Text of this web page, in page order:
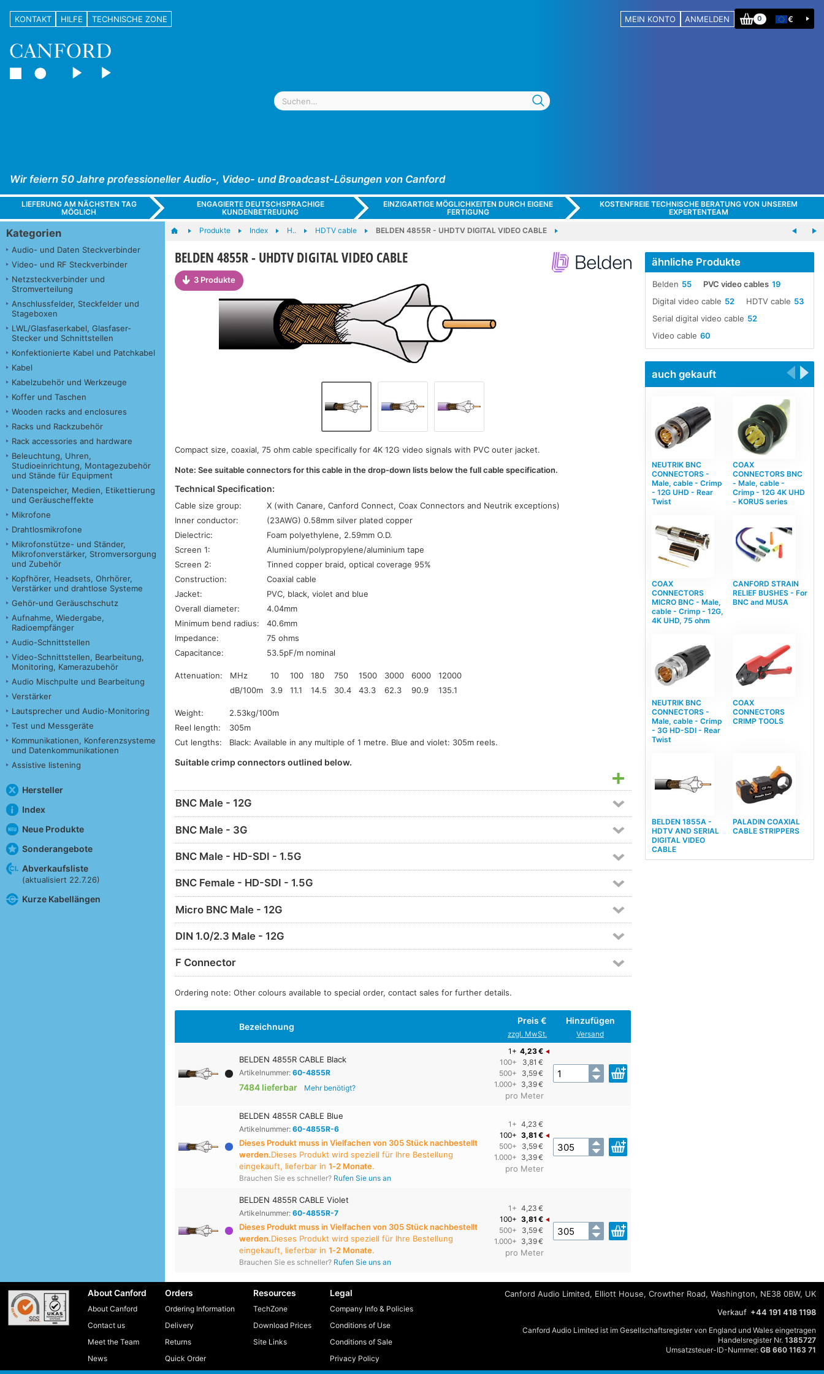
KONTAKT HILFE TECHNISCHE ZONE MEIN KONTO ANMELDEN 0 €
Wir feiern 50 Jahre professioneller Audio-, Video- und Broadcast-Lösungen von Canford
LIEFERUNG AM NÄCHSTEN TAG
MÖGLICH
ENGAGIERTE DEUTSCHSPRACHIGE
KUNDENBETREUUNG
EINZIGARTIGE MÖGLICHKEITEN DURCH EIGENE
FERTIGUNG
KOSTENFREIE TECHNISCHE BERATUNG VON UNSEREM
EXPERTENTEAM
Kategorien
Audio- und Daten Steckverbinder
Video- und RF Steckverbinder
Netzsteckverbinder und
Stromverteilung
Anschlussfelder, Steckfelder und
Stageboxen
LWL/Glasfaserkabel, Glasfaser-
Stecker und Schnittstellen
Konfektionierte Kabel und Patchkabel
Kabel
Kabelzubehör und Werkzeuge
Koffer und Taschen
Wooden racks and enclosures
Racks und Rackzubehör
Rack accessories and hardware
Beleuchtung, Uhren,
Studioeinrichtung, Montagezubehör
und Stände für Equipment
Datenspeicher, Medien, Etikettierung
und Geräuscheffekte
Mikrofone
Drahtlosmikrofone
Mikrofonstütze- und Ständer,
Mikrofonverstärker, Stromversorgung
und Zubehör
Kopfhörer, Headsets, Ohrhörer,
Verstärker und drahtlose Systeme
Gehör-und Geräuschschutz
Aufnahme, Wiedergabe,
Radioempfänger
Audio-Schnittstellen
Video-Schnittstellen, Bearbeitung,
Monitoring, Kamerazubehör
Audio Mischpulte und Bearbeitung
Verstärker
Lautsprecher und Audio-Monitoring
Test und Messgeräte
Kommunikationen, Konferenzsysteme
und Datenkommunikationen
Assistive listening
Hersteller
Index
Neue Produkte
Sonderangebote
Abverkaufsliste
(aktualisiert 22.7.26)
Kurze Kabellängen
Produkte Index H.. HDTV cable BELDEN 4855R - UHDTV DIGITAL VIDEO CABLE
BELDEN 4855R - UHDTV DIGITAL VIDEO CABLE
3 Produkte
Compact size, coaxial, 75 ohm cable specifically for 4K 12G video signals with PVC outer jacket.
Note: See suitable connectors for this cable in the drop-down lists below the full cable specification.
Technical Specification:
Cable size group:
X (with Canare, Canford Connect, Coax Connectors and Neutrik exceptions)
Inner conductor:
(23AWG) 0.58mm silver plated copper
Dielectric:
Foam polyethylene, 2.59mm O.D.
Screen 1:
Aluminium/polypropylene/aluminium tape
Screen 2:
Tinned copper braid, optical coverage 95%
Construction:
Coaxial cable
Jacket:
PVC, black, violet and blue
Overall diameter:
4.04mm
Minimum bend radius:
40.6mm
Impedance:
75 ohms
Capacitance:
53.5pF/m nominal
Attenuation: MHz 10 100 180 750 1500 3000 6000
12000
dB/100m
3.9 11.1 14.5 30.4 43.3 62.3 90.9 135.1
Weight:
2.53kg/100m
Reel length:
305m
Cut lengths:
Black: Available in any multiple of 1 metre. Blue and violet: 305m reels.
Suitable crimp connectors outlined below.
BNC Male - 12G
BNC Male - 3G
BNC Male - HD-SDI - 1.5G
BNC Female - HD-SDI - 1.5G
Micro BNC Male - 12G
DIN 1.0/2.3 Male - 12G
F Connector
Ordering note: Other colours available to special order, contact sales for further details.
Bezeichnung
Preis €
zzgl. MwSt.
Hinzufügen
Versand
BELDEN 4855R CABLE Black
Artikelnummer:60-4855R
7484 lieferbar Mehr benötigt?
1+ 4,23 €
100+
3,81 €
500+
3,59 €
1.000+ 3,39 €
pro Meter
BELDEN 4855R CABLE Blue
Artikelnummer:60-4855R-6
Dieses Produkt muss in Vielfachen von 305 Stück nachbestellt
werden.Dieses Produkt wird speziell für Ihre Bestellung
eingekauft, lieferbar in1‑2 Monate.
Brauchen Sie es schneller? Rufen Sie uns an
1+ 4,23 €
100+ 3,81 €
500+
3,59 €
1.000+ 3,39 €
pro Meter
BELDEN 4855R CABLE Violet
Artikelnummer:60-4855R-7
Dieses Produkt muss in Vielfachen von 305 Stück nachbestellt
werden.Dieses Produkt wird speziell für Ihre Bestellung
eingekauft, lieferbar in1‑2 Monate.
Brauchen Sie es schneller? Rufen Sie uns an
1+ 4,23 €
100+ 3,81 €
500+
3,59 €
1.000+ 3,39 €
pro Meter
ähnliche Produkte
55
Belden 19
PVC video cables
52
Digital video cable 53
HDTV cable
52
Serial digital video cable
60
Video cable
auch gekauft
NEUTRIK BNC
CONNECTORS -
Male, cable - Crimp
- 12G UHD - Rear
Twist
COAX
CONNECTORS BNC
- Male, cable -
Crimp - 12G 4K UHD
- KORUS series
COAX
CONNECTORS
MICRO BNC - Male,
cable - Crimp - 12G,
4K UHD, 75 ohm
CANFORD STRAIN
RELIEF BUSHES - For
BNC and MUSA
NEUTRIK BNC
CONNECTORS -
Male, cable - Crimp
- 3G HD-SDI - Rear
Twist
COAX
CONNECTORS
CRIMP TOOLS
BELDEN 1855A -
HDTV AND SERIAL
DIGITAL VIDEO
CABLE
PALADIN COAXIAL
CABLE STRIPPERS
About Canford
About Canford
Contact us
Meet the Team
News
Orders
Ordering Information
Delivery
Returns
Quick Order
Resources
TechZone
Download Prices
Site Links
Legal
Company Info & Policies
Conditions of Use
Conditions of Sale
Privacy Policy
Canford Audio Limited, Elliott House, Crowther Road, Washington, NE38 0BW, UK
Verkauf +44 191 418 1198
Canford Audio Limited ist im Gesellschaftsregister von England und Wales eingetragen
Handelsregister Nr. 1385727
Umsatzsteuer-ID-Nummer: GB 660 1163 71